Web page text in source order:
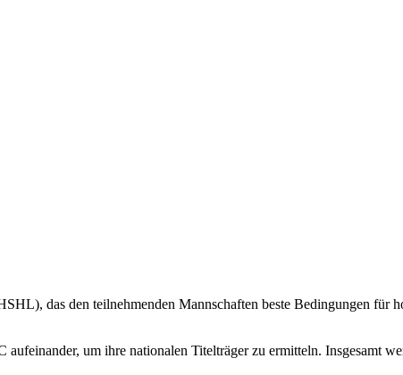
das den teilnehmenden Mannschaften beste Bedingungen für
um ihre nationalen Titelträger zu ermitteln. Insgesamt